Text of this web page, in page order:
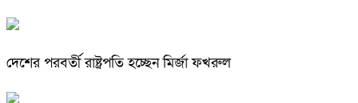
দেশের পরবর্তী রাষ্ট্রপতি হচ্ছেন মির্জা ফখরুল